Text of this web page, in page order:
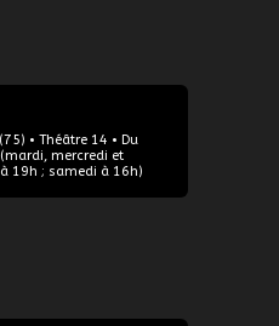
• Théâtre 14 • Du
mercredi et
19h ; samedi à 16h)